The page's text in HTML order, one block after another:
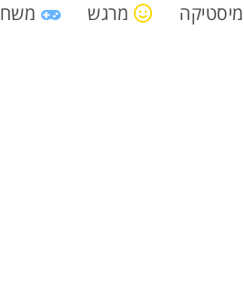
מיסטיקה מרגש